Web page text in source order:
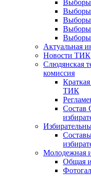
Выборы
Выборы
Выборы
Выборы
Выборы
Актуальная
Новости ТИК
Слюдянская
комиссия
ТИК
Состав
Молодежная
Общая